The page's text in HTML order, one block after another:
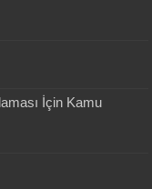
İçin Kamu